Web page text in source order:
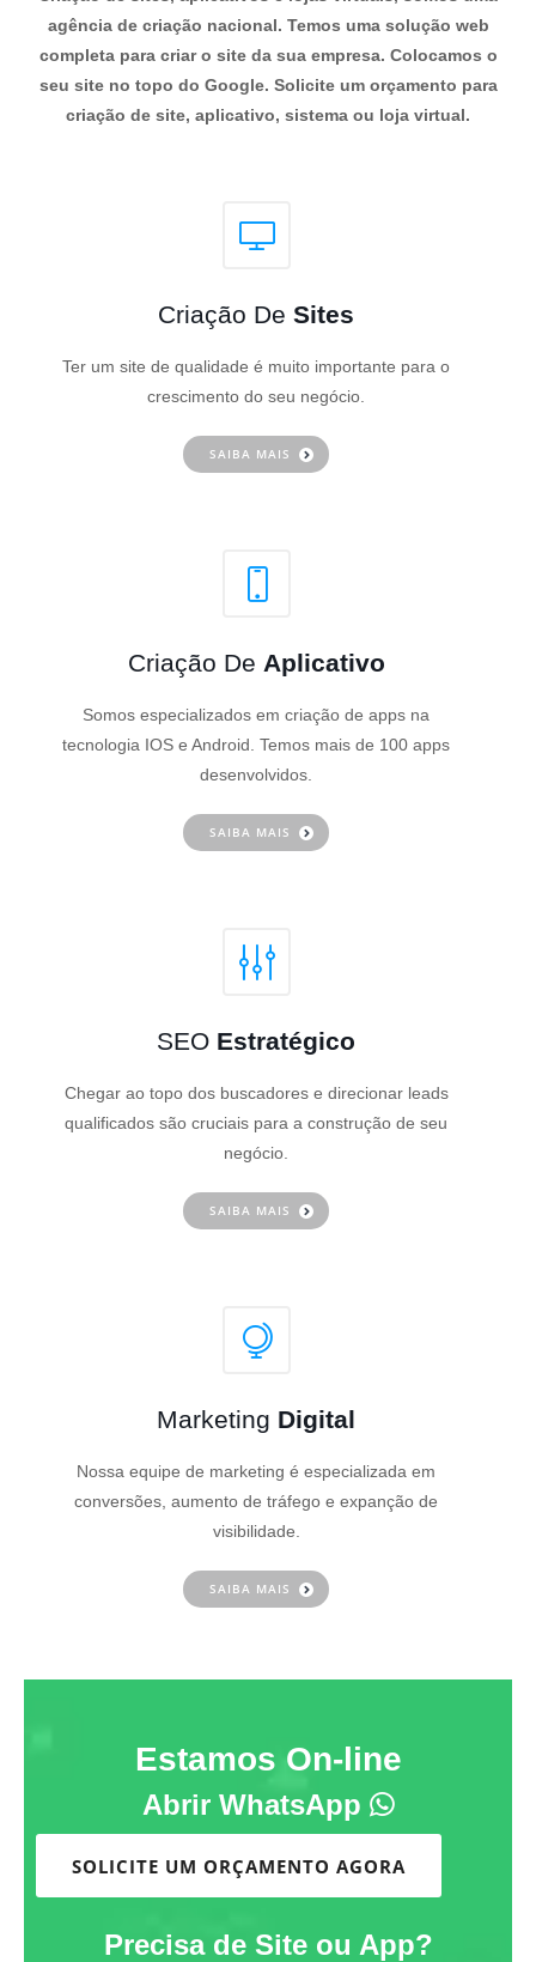
agência de criação nacional. Temos uma solução web
completa para criar o site da sua empresa. Colocamos o
seu site no topo do Google. Solicite um orçamento para
criação de site, aplicativo, sistema ou loja virtual.
Criação De Sites
Ter um site de qualidade é muito importante para o
crescimento do seu negócio.
SAIBA MAIS
Criação De Aplicativo
Somos especializados em criação de apps na
tecnologia IOS e Android. Temos mais de 100 apps
desenvolvidos.
SAIBA MAIS
SEO Estratégico
Chegar ao topo dos buscadores e direcionar leads
qualificados são cruciais para a construção de seu
negócio.
SAIBA MAIS
Marketing Digital
Nossa equipe de marketing é especializada em
conversões, aumento de tráfego e expanção de
visibilidade.
SAIBA MAIS
Estamos On-line
Abrir WhatsApp
SOLICITE UM ORÇAMENTO AGORA
Precisa de Site ou App?